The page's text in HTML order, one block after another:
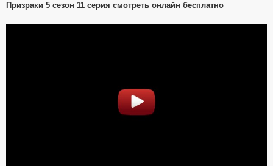
Призраки 5 сезон 11 серия смотреть онлайн бесплатно